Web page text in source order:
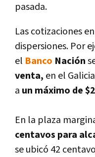
pasada.
Las cotizaciones
dispersiones. Por
el Banco Nación
venta, en el
a un máximo de
En la plaza
centavos para
se ubicó 42